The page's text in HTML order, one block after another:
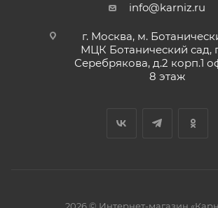
info@karniz.ru
г. Москва, м.
МЦК Ботанический сад,
Серебрякова, д.2 корп.1
8 этаж